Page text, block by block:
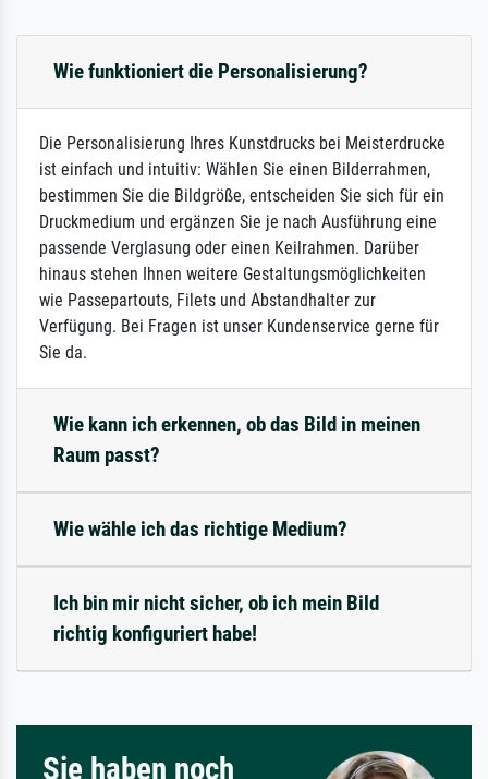
Wie funktioniert die Personalisierung?
Die Personalisierung Ihres Kunstdrucks bei Meisterdrucke
ist einfach und intuitiv: Wählen Sie einen Bilderrahmen,
bestimmen Sie die Bildgröße, entscheiden Sie sich für ein
Druckmedium und ergänzen Sie je nach Ausführung eine
passende Verglasung oder einen Keilrahmen. Darüber
hinaus stehen Ihnen weitere Gestaltungsmöglichkeiten
wie Passepartouts, Filets und Abstandhalter zur
Verfügung. Bei Fragen ist unser Kundenservice gerne für
Sie da.
Wie kann ich erkennen, ob das Bild in meinen
Raum passt?
Wie wähle ich das richtige Medium?
Ich bin mir nicht sicher, ob ich mein Bild
richtig konfiguriert habe!
Sie haben noch